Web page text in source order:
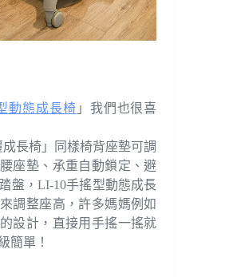
動態成長椅 」我們也很喜
長椅」同樣椅背座墊可調
座墊、承重自動鎖定、避
盤，LI-10手搖型動態成長
調整座高，許多媽媽例如
設計，直接用手搖一搖就
簡單！